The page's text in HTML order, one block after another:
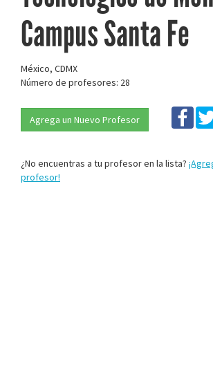
Campus Santa Fe
México, CDMX
Número de profesores: 28
Agrega un Nuevo Profesor
¿No encuentras a tu profesor en la lista?
profesor!